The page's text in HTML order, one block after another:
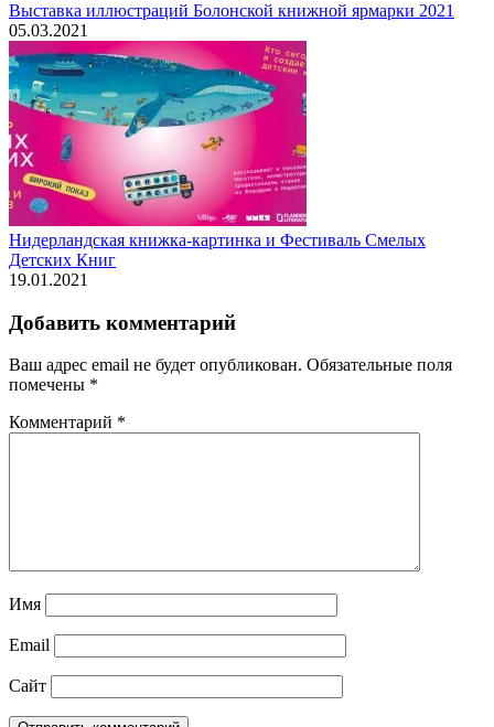
Выставка иллюстраций Болонской книжной ярмарки 2021
05.03.2021
Нидерландская книжка-картинка и Фестиваль Смелых
Детских Книг
19.01.2021
Добавить комментарий
Ваш адрес email не будет опубликован. Обязательные поля
помечены *
Комментарий *
Имя
Email
Сайт